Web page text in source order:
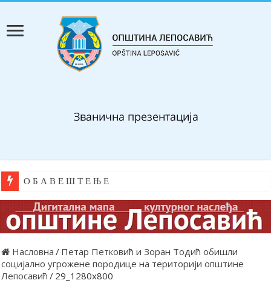
О Б А В Е Ш Т Е Њ Е
Насловна / Петар Петковић и Зоран Тодић обишли
социјално угрожене породице на територији општине
Лепосавић / 29_1280x800